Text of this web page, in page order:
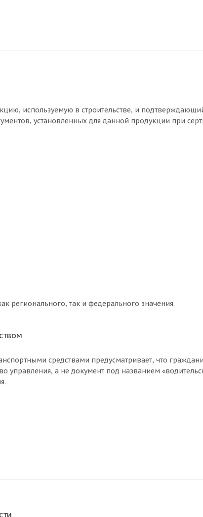
используемую в строительстве, и
установленных для данной продукции при
регионального, так и федерального значения.
средствами предусматривает, что
управления, а не документ под названием